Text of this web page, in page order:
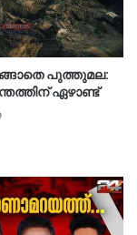
പുത്തുമല:
ഏഴാണ്ട്